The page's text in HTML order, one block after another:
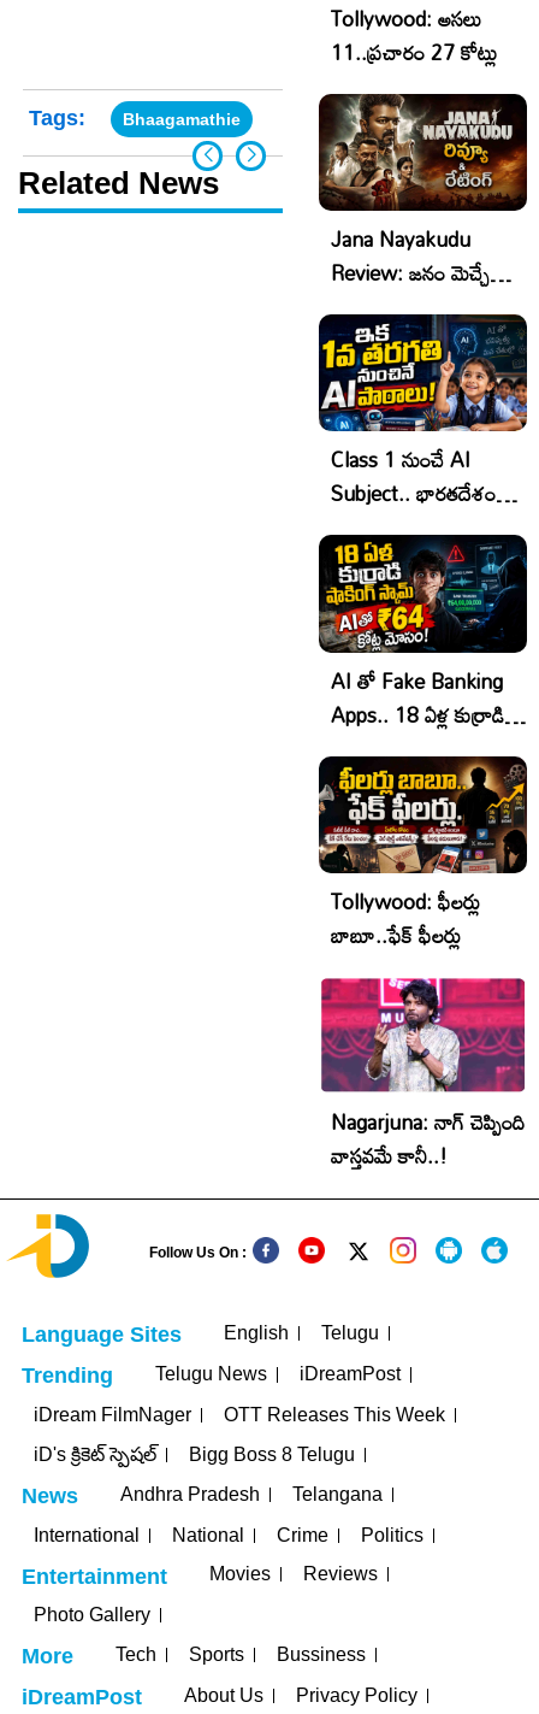
Tags: Bhaagamathie
Related News
Tollywood: అసలు
11..ప్రచారం 27 కోట్లు
Jana Nayakudu
Review: జనం మెచ్చే
నాయకుడు కాదు..జన
నాయకుడు రివ్యూ &
రేటింగ్!
Class 1 నుంచే AI
Subject.. భారతదేశంలో
మొదటి రాష్ట్రంగా కొత్త
చరిత్ర!
AI తో Fake Banking
Apps.. 18 ఏళ్ల కుర్రాడి
₹64 కోట్ల Cyber Fraud
షాకింగ్ ఆపరేషన్!
Tollywood: ఫీలర్లు
బాబూ..ఫేక్ ఫీలర్లు
Nagarjuna: నాగ్ చెప్పింది
వాస్తవమే కానీ..!
Follow Us On :
Language Sites English Telugu
Trending Telugu News
iDreamPost
iDream FilmNager
OTT Releases This Week
iD's క్రికెట్ స్పెషల్
Bigg Boss 8 Telugu
News Andhra Pradesh
Telangana
International
National Crime Politics
Entertainment Movies
Reviews
Photo Gallery
More Tech Sports Bussiness
iDreamPost About Us Privacy Policy